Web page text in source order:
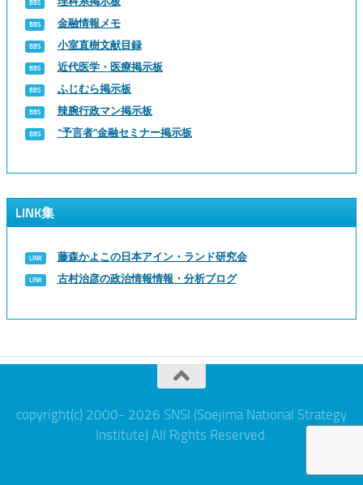
金融情報メモ
小室直樹文献目録
近代医学・医療掲示板
ふじむら掲示板
辣腕行政マン掲示板
“予言者”金融セミナー掲示板
LINK集
藤森かよこの日本アイン・ランド研究会
古村治彦の政治情報情報・分析ブログ
copyright(c) 2000- 2026 SNSI (Soejima National Strategy
Institute) All Rights Reserved.